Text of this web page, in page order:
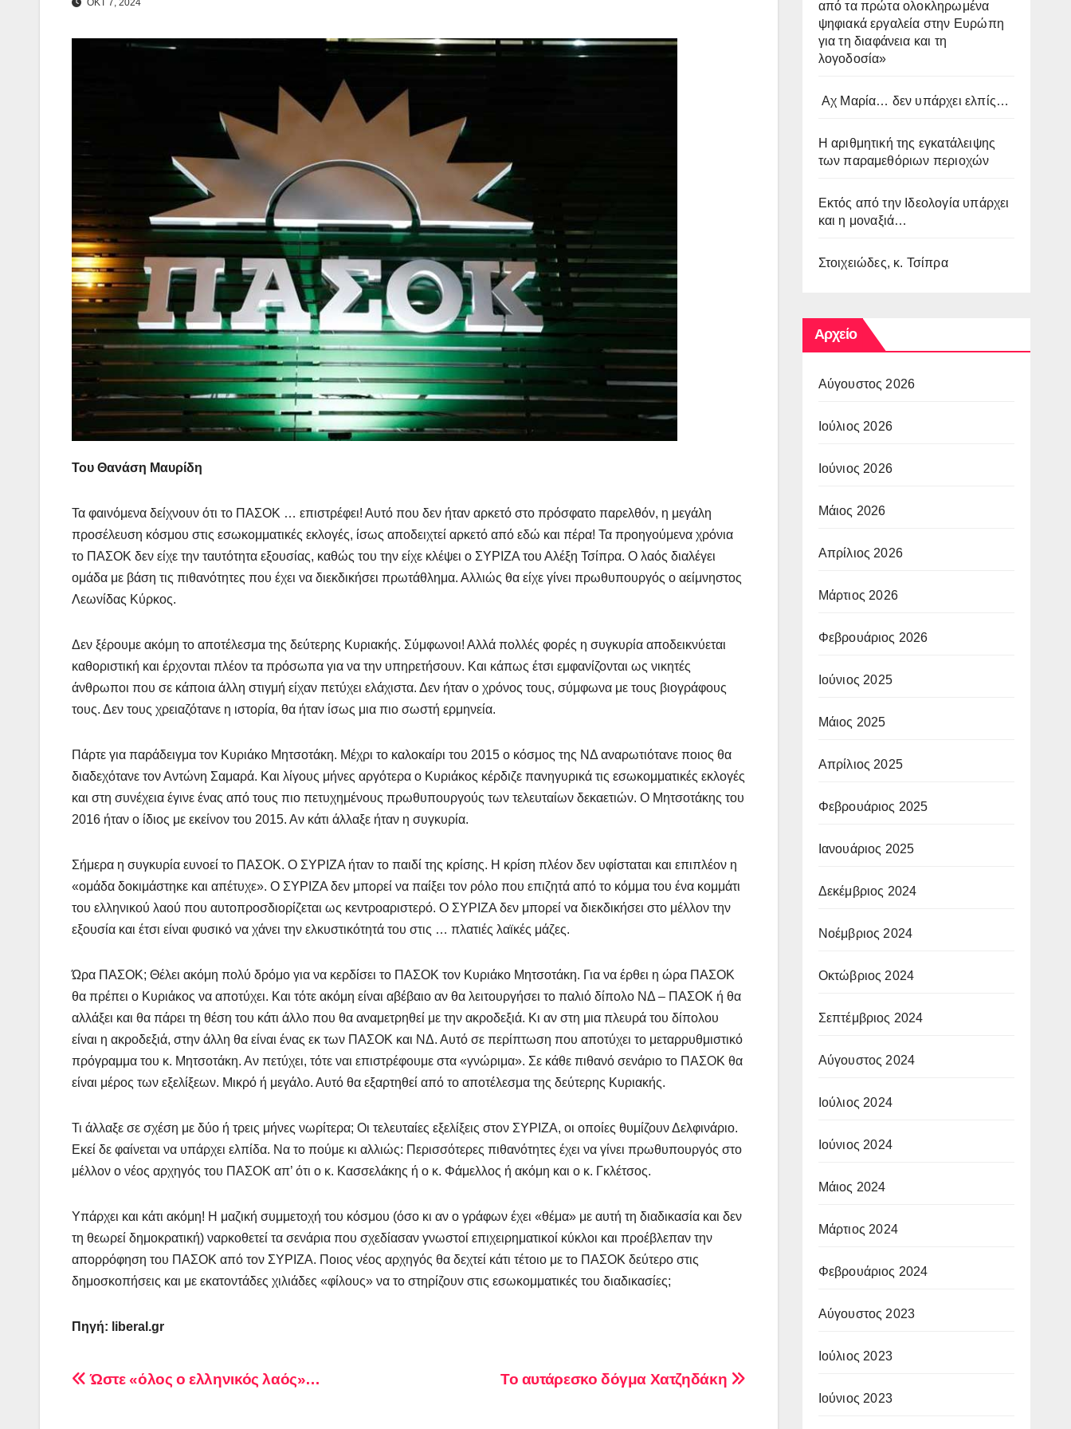
ΟΚΤ 7, 2024
Του Θανάση Μαυρίδη
Τα φαινόμενα δείχνουν ότι το ΠΑΣΟΚ … επιστρέφει! Αυτό που δεν ήταν αρκετό στο πρόσφατο παρελθόν, η μεγάλη
προσέλευση κόσμου στις εσωκομματικές εκλογές, ίσως αποδειχτεί αρκετό από εδώ και πέρα! Τα προηγούμενα χρόνια
το ΠΑΣΟΚ δεν είχε την ταυτότητα εξουσίας, καθώς του την είχε κλέψει ο ΣΥΡΙΖΑ του Αλέξη Τσίπρα. Ο λαός διαλέγει
ομάδα με βάση τις πιθανότητες που έχει να διεκδικήσει πρωτάθλημα. Αλλιώς θα είχε γίνει πρωθυπουργός ο αείμνηστος
Λεωνίδας Κύρκος.
Δεν ξέρουμε ακόμη το αποτέλεσμα της δεύτερης Κυριακής. Σύμφωνοι! Αλλά πολλές φορές η συγκυρία αποδεικνύεται
καθοριστική και έρχονται πλέον τα πρόσωπα για να την υπηρετήσουν. Και κάπως έτσι εμφανίζονται ως νικητές
άνθρωποι που σε κάποια άλλη στιγμή είχαν πετύχει ελάχιστα. Δεν ήταν ο χρόνος τους, σύμφωνα με τους βιογράφους
τους. Δεν τους χρειαζότανε η ιστορία, θα ήταν ίσως μια πιο σωστή ερμηνεία.
Πάρτε για παράδειγμα τον Κυριάκο Μητσοτάκη. Μέχρι το καλοκαίρι του 2015 ο κόσμος της ΝΔ αναρωτιότανε ποιος θα
διαδεχότανε τον Αντώνη Σαμαρά. Και λίγους μήνες αργότερα ο Κυριάκος κέρδιζε πανηγυρικά τις εσωκομματικές εκλογές
και στη συνέχεια έγινε ένας από τους πιο πετυχημένους πρωθυπουργούς των τελευταίων δεκαετιών. Ο Μητσοτάκης του
2016 ήταν ο ίδιος με εκείνον του 2015. Αν κάτι άλλαξε ήταν η συγκυρία.
Σήμερα η συγκυρία ευνοεί το ΠΑΣΟΚ. Ο ΣΥΡΙΖΑ ήταν το παιδί της κρίσης. Η κρίση πλέον δεν υφίσταται και επιπλέον η
«ομάδα δοκιμάστηκε και απέτυχε». Ο ΣΥΡΙΖΑ δεν μπορεί να παίξει τον ρόλο που επιζητά από το κόμμα του ένα κομμάτι
του ελληνικού λαού που αυτοπροσδιορίζεται ως κεντροαριστερό. Ο ΣΥΡΙΖΑ δεν μπορεί να διεκδικήσει στο μέλλον την
εξουσία και έτσι είναι φυσικό να χάνει την ελκυστικότητά του στις … πλατιές λαϊκές μάζες.
Ώρα ΠΑΣΟΚ; Θέλει ακόμη πολύ δρόμο για να κερδίσει το ΠΑΣΟΚ τον Κυριάκο Μητσοτάκη. Για να έρθει η ώρα ΠΑΣΟΚ
θα πρέπει ο Κυριάκος να αποτύχει. Και τότε ακόμη είναι αβέβαιο αν θα λειτουργήσει το παλιό δίπολο ΝΔ – ΠΑΣΟΚ ή θα
αλλάξει και θα πάρει τη θέση του κάτι άλλο που θα αναμετρηθεί με την ακροδεξιά. Κι αν στη μια πλευρά του δίπολου
είναι η ακροδεξιά, στην άλλη θα είναι ένας εκ των ΠΑΣΟΚ και ΝΔ. Αυτό σε περίπτωση που αποτύχει το μεταρρυθμιστικό
πρόγραμμα του κ. Μητσοτάκη. Αν πετύχει, τότε ναι επιστρέφουμε στα «γνώριμα». Σε κάθε πιθανό σενάριο το ΠΑΣΟΚ θα
είναι μέρος των εξελίξεων. Μικρό ή μεγάλο. Αυτό θα εξαρτηθεί από το αποτέλεσμα της δεύτερης Κυριακής.
Τι άλλαξε σε σχέση με δύο ή τρεις μήνες νωρίτερα; Οι τελευταίες εξελίξεις στον ΣΥΡΙΖΑ, οι οποίες θυμίζουν Δελφινάριο.
Εκεί δε φαίνεται να υπάρχει ελπίδα. Να το πούμε κι αλλιώς: Περισσότερες πιθανότητες έχει να γίνει πρωθυπουργός στο
μέλλον ο νέος αρχηγός του ΠΑΣΟΚ απ’ ότι ο κ. Κασσελάκης ή ο κ. Φάμελλος ή ακόμη και ο κ. Γκλέτσος.
Υπάρχει και κάτι ακόμη! Η μαζική συμμετοχή του κόσμου (όσο κι αν ο γράφων έχει «θέμα» με αυτή τη διαδικασία και δεν
τη θεωρεί δημοκρατική) ναρκοθετεί τα σενάρια που σχεδίασαν γνωστοί επιχειρηματικοί κύκλοι και προέβλεπαν την
απορρόφηση του ΠΑΣΟΚ από τον ΣΥΡΙΖΑ. Ποιος νέος αρχηγός θα δεχτεί κάτι τέτοιο με το ΠΑΣΟΚ δεύτερο στις
δημοσκοπήσεις και με εκατοντάδες χιλιάδες «φίλους» να το στηρίζουν στις εσωκομματικές του διαδικασίες;
Πηγή: liberal .gr
Πλοήγηση
Το αυτάρεσκο δόγμα Χατζηδάκη
Ώστε «όλος ο ελληνικός λαός»…
από τα πρώτα ολοκληρωμένα
ψηφιακά εργαλεία στην Ευρώπη
για τη διαφάνεια και τη
λογοδοσία»
Αχ Μαρία… δεν υπάρχει ελπίς…
Η αριθμητική της εγκατάλειψης
των παραμεθόριων περιοχών
Εκτός από την Ιδεολογία υπάρχει
και η μοναξιά…
Στοιχειώδες, κ. Τσίπρα
Αρχείο
Αύγουστος 2026
Ιούλιος 2026
Ιούνιος 2026
Μάιος 2026
Απρίλιος 2026
Μάρτιος 2026
Φεβρουάριος 2026
Ιούνιος 2025
Μάιος 2025
Απρίλιος 2025
Φεβρουάριος 2025
Ιανουάριος 2025
Δεκέμβριος 2024
Νοέμβριος 2024
Οκτώβριος 2024
Σεπτέμβριος 2024
Αύγουστος 2024
Ιούλιος 2024
Ιούνιος 2024
Μάιος 2024
Μάρτιος 2024
Φεβρουάριος 2024
Αύγουστος 2023
Ιούλιος 2023
Ιούνιος 2023